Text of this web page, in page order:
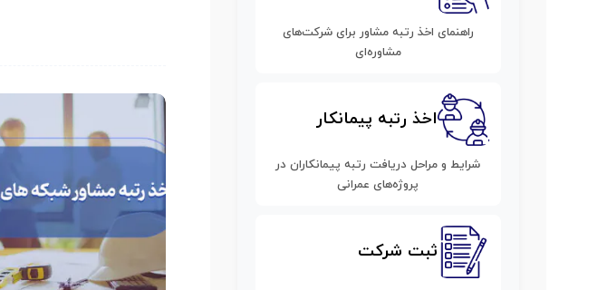
راهنمای اخذ رتبه مشاور برای شرکت‌های
مشاوره‌ای
اخذ رتبه پیمانکار
شرایط و مراحل دریافت رتبه پیمانکاران در
پروژه‌های عمرانی
ثبت شرکت